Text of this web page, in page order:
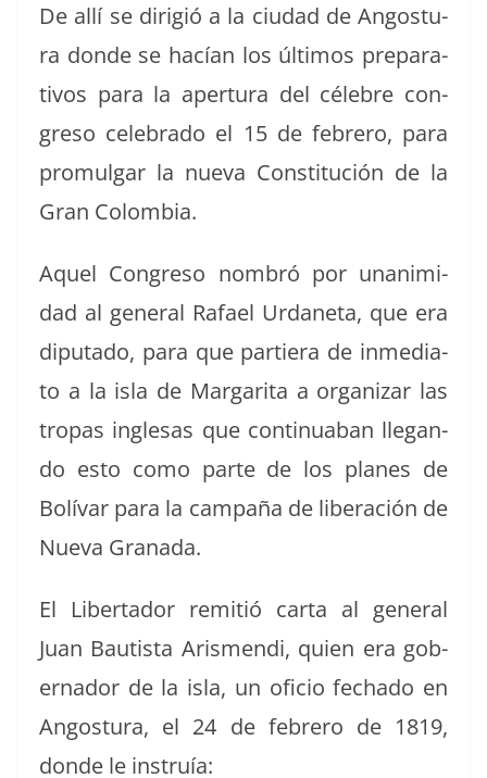
De allí se dirigió a la ciu­dad de Angos­tu­
ra donde se hacían los últi­mos prepar­a­
tivos para la aper­tu­ra del céle­bre con­
gre­so cel­e­bra­do el 15 de febrero, para
pro­mul­gar la nue­va Con­sti­tu­ción de la
Gran Colombia.
Aquel Con­gre­so nom­bró por una­n­im­i­
dad al gen­er­al Rafael Urdane­ta, que era
diputa­do, para que partiera de inmedi­a­
to a la isla de Mar­gari­ta a orga­ni­zar las
tropas ingle­sas que con­tinu­a­ban lle­gan­
do esto como parte de los planes de
Bolí­var para la cam­paña de lib­eración de
Nue­va Granada.
El Lib­er­ta­dor remi­tió car­ta al gen­er­al
Juan Bautista Aris­men­di, quien era gob­
er­nador de la isla, un ofi­cio fecha­do en
Angos­tu­ra, el 24 de febrero de 1819,
donde le instruía: